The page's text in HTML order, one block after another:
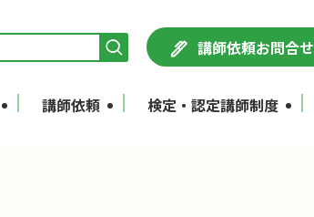
講師依頼お問合せ
講師依頼 検定・認定講師制度